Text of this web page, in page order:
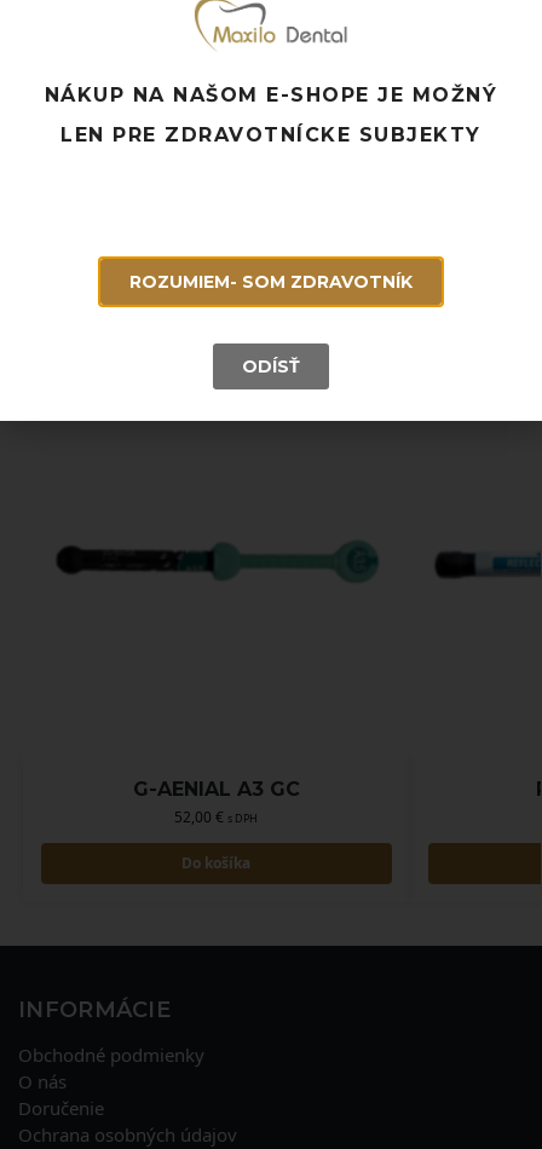
- Jednotka množstva: bal. (1 bal. 3,7g)
Pridať k obľúbeným
Doprava ZADARMO pri objednávke nad 120 EUR
G-AENIAL A3 GC
52,00€ s DPH
Do košíka
INFORMÁCIE
Obchodné podmienky
O nás
Doručenie
Ochrana osobných údajov
NÁKUP NA NAŠOM E-SHOPE JE MOŽNÝ
LEN PRE ZDRAVOTNÍCKE SUBJEKTY
ROZUMIEM- SOM ZDRAVOTNÍK
ODÍSŤ